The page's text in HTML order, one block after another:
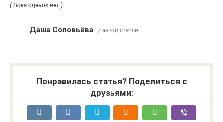
( Пока оценок нет )
Даша Соловьёва / автор статьи
Понравилась статья? Поделиться с
друзьями: